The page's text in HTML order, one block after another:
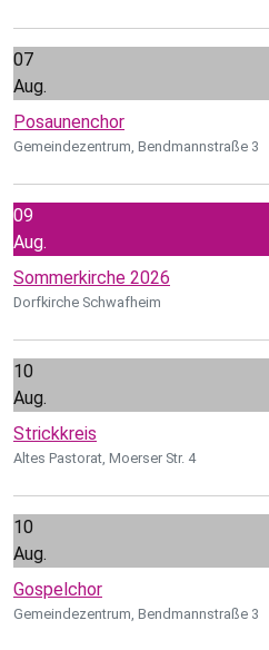
07
Aug.
Posaunenchor
Gemeindezentrum, Bendmannstraße 3
09
Aug.
Sommerkirche 2026
Dorfkirche Schwafheim
10
Aug.
Strickkreis
Altes Pastorat, Moerser Str. 4
10
Aug.
Gospelchor
Gemeindezentrum, Bendmannstraße 3